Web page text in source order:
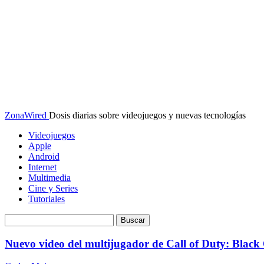
ZonaWired Dosis diarias sobre videojuegos y nuevas tecnologías
Videojuegos
Apple
Android
Internet
Multimedia
Cine y Series
Tutoriales
Nuevo video del multijugador de Call of Duty: Black